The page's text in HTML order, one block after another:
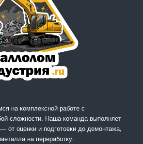
на комплексной работе с
сложности. Наша команда выполняет
от оценки и подготовки до демонтажа,
на переработку.